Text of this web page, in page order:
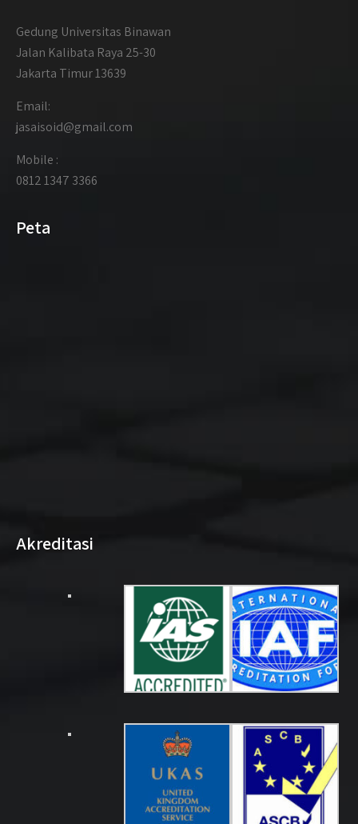
Gedung Universitas Binawan
Jalan Kalibata Raya 25-30
Jakarta Timur 13639
Email:
jasaisoid@gmail.com
Mobile :
0812 1347 3366
Peta
Akreditasi